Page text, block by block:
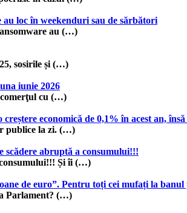
loc în weekenduri sau de sărbători
au (…)
sosirile și (…)
iunie 2026
cu (…)
economică de 0,1% în acest an,
publice la zi. (…)
scădere abruptă a consumului!!!
consumului!!! Și îi (…)
de euro”. Pentru toți cei mufați la
Parlament? (…)